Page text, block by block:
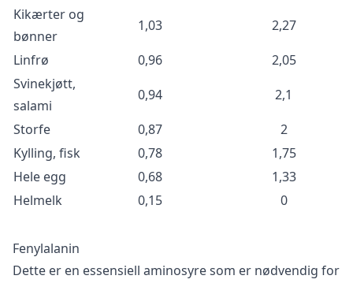
Kikærter og
bønner
1,03
2,27
Linfrø
0,96
2,05
Svinekjøtt,
salami
0,94
2,1
Storfe
0,87
2
Kylling, fisk
0,78
1,75
Hele egg
0,68
1,33
Helmelk
0,15 0
Fenylalanin
Dette er en essensiell aminosyre som er nødvendig for